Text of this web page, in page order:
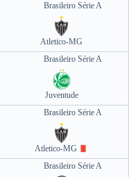
Brasileiro Série A
Atletico-MG
Brasileiro Série A
Juventude
Brasileiro Série A
Atletico-MG
Brasileiro Série A